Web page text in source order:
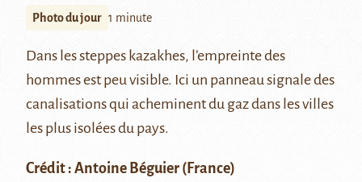
Photo du jour 1 minute
Dans lessteppes kazakhes, l’empreinte des
hommes est peu visible. Ici un panneau signale des
canalisations qui acheminent du gaz dans les villes
les plus isolées du pays.
Crédit : Antoine Béguier (France)